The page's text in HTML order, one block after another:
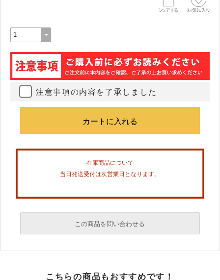
注意事項の内容を了承しました
在庫商品について
当日発送受付は次営業日となります。
この商品を問い合わせる
必須
こちらの商品もおすすめです！